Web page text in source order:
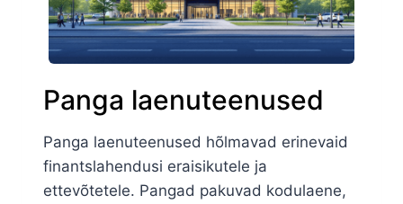
Panga laenuteenused
Panga laenuteenused hõlmavad erinevaid
finantslahendusi eraisikutele ja
ettevõtetele. Pangad pakuvad kodulaene,